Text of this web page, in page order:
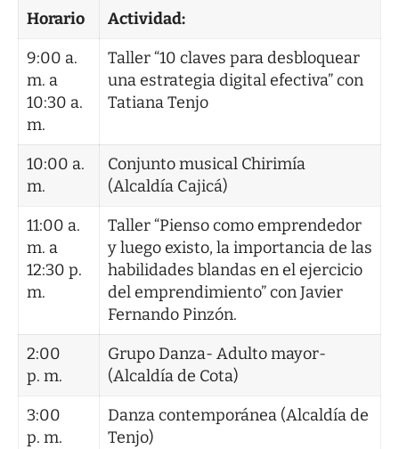
Horario
Actividad:
9:00 a.
m. a
10:30 a.
m.
Taller “10 claves para desbloquear
una estrategia digital efectiva” con
Tatiana Tenjo
10:00 a.
m.
Conjunto musical Chirimía
(Alcaldía Cajicá)
11:00 a.
m. a
12:30 p.
m.
Taller “Pienso como emprendedor
y luego existo, la importancia de las
habilidades blandas en el ejercicio
del emprendimiento” con Javier
Fernando Pinzón.
2:00
p. m.
Grupo Danza- Adulto mayor-
(Alcaldía de Cota)
3:00
p. m.
Danza contemporánea (Alcaldía de
Tenjo)